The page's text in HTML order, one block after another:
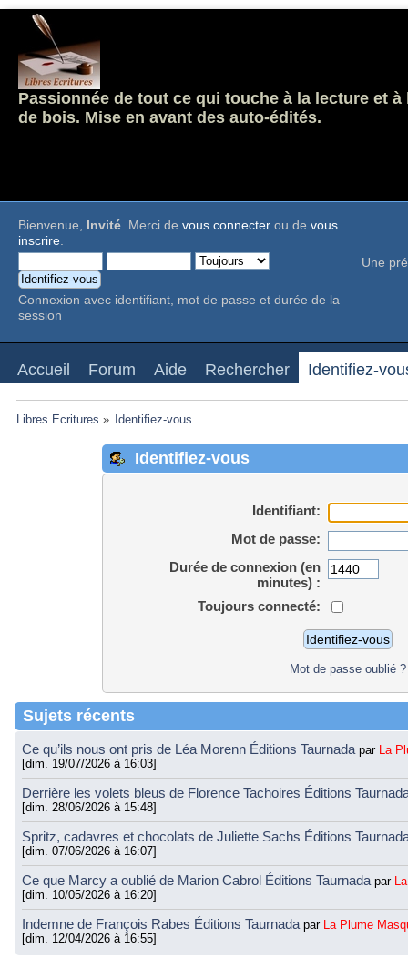
Passionnée de tout ce qui touche à la lecture et
de bois. Mise en avant des auto-édités.
Bienvenue, Invité. Merci de vous connecter ou de vous
inscrire.
Connexion avec identifiant, mot de passe et durée de la
session
Une
Accueil Forum Aide Rechercher Identifiez-
Libres Ecritures » Identifiez-vous
Identifiez-vous
Identifiant:
Mot de passe:
Durée de connexion (en
minutes) :
Toujours connecté:
Mot de passe oublié ?
Sujets récents
Ce qu’ils nous ont pris de Léa Morenn Éditions Taurnada par La
[dim. 19/07/2026 à 16:03]
Derrière les volets bleus de Florence Tachoires Éditions
[dim. 28/06/2026 à 15:48]
Spritz, cadavres et chocolats de Juliette Sachs Éditions
[dim. 07/06/2026 à 16:07]
Ce que Marcy a oublié de Marion Cabrol Éditions Taurnada par
[dim. 10/05/2026 à 16:20]
Indemne de François Rabes Éditions Taurnada par La Plume
[dim. 12/04/2026 à 16:55]